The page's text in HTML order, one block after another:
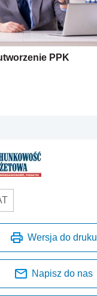
PPK
Wersja do druku
Napisz do nas